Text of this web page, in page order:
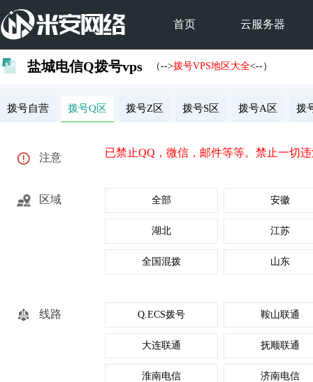
首页 云服务器
盐城电信Q拨号vps （-->拨号VPS地区大全<--）
拨号自营 拨号Q区 拨号Z区 拨号S区 拨号A区 拨
注意 已禁止QQ，微信，邮件等等。禁止一切
区域 全部 安徽
湖北 江苏
全国混拨 山东
线路 Q.ECS拨号 鞍山联通
大连联通 抚顺联通
淮南电信 济南电信